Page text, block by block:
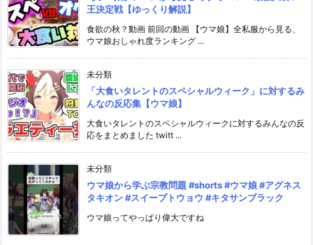
王決定戦【ゆっくり解説】
食欲の秋？動画 前回の動画 【ウマ娘】全私服から見る、
ウマ娘おしゃれ度ランキング ...
未分類
「大食いタレントのスペシャルウィーク」に対するみ
んなの反応集【ウマ娘】
大食いタレントのスペシャルウィークに対するみんなの反
応をまとめました twitt ...
未分類
ウマ娘から学ぶ宗教問題 #shorts #ウマ娘 #アグネス
タキオン #スイープトウョウ #キタサンブラック
ウマ娘ってやっぱり偉大ですね